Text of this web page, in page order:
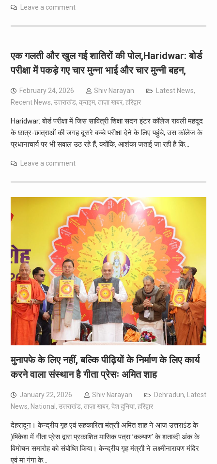
Leave a comment
एक गलती और खुल गई शातिरों की पोल,Haridwar: बोर्ड
परीक्षा में पकड़े गए चार मुन्ना भाई और चार मुन्नी बहन,
February 24, 2026 Shiv Narayan Latest News,
Recent News, उत्तराखंड, क्राइम, ताज़ा खबर, हरिद्वार
Haridwar: बोर्ड परीक्षा में जिस सावित्री शिक्षा सदन इंटर कॉलेज रावली महदूद
के छात्र-छात्राओं की जगह दूसरे बच्चे परीक्षा देने के लिए पहुंचे, उस कॉलेज के
प्रधानाचार्य पर भी सवाल उठ रहे हैं, क्योंकि, आशंका जताई जा रही है कि…
Leave a comment
मुनापफे के लिए नहीं, बल्कि पीढ़ियों के निर्माण के लिए कार्य
करने वाला संस्थान है गीता प्रेसः अमित शाह
January 22, 2026 Shiv Narayan Dehradun, Latest
News, National, उत्तराखंड, ताज़ा खबर, देश दुनिया, हरिद्वार
देहरादून। केन्द्रीय गृह एवं सहकारिता मंत्राी अमित शाह ने आज उत्तराऽंड के
)षिकेश में गीता प्रेस द्वारा प्रकाशित मासिक पत्रा ’कल्याण’ के शताब्दी अंक के
विमोचन समारोह को संबोध्ति किया। केन्द्रीय गृह मंत्राी ने लक्ष्मीनारायण मंदिर
एवं मां गंगा के…